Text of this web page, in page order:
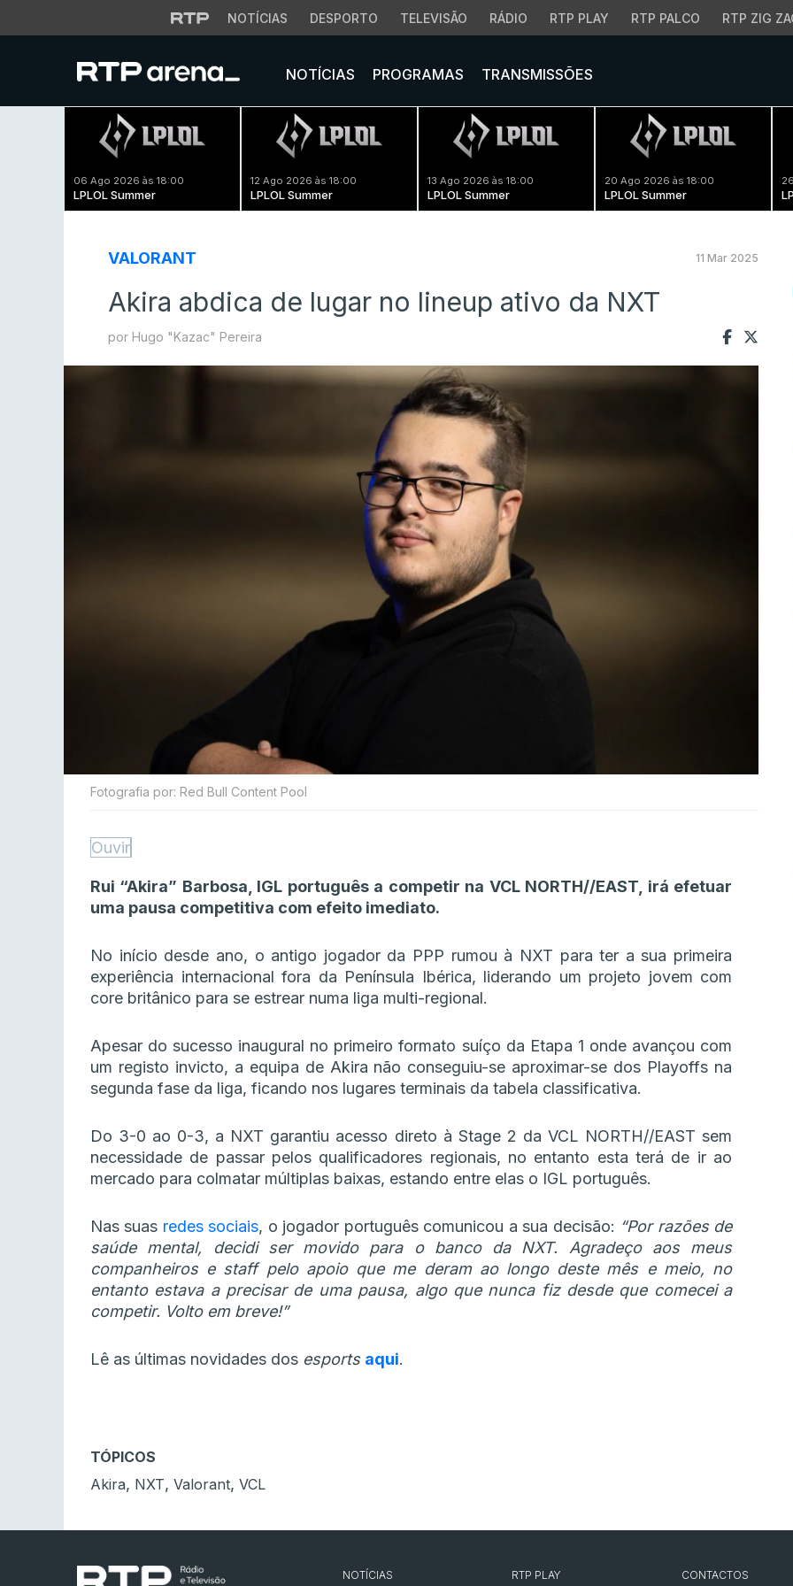
NOTÍCIAS DESPORTO TELEVISÃO RÁDIO RTP PLAY RTP PALCO RTP ZIG
NOTÍCIAS PROGRAMAS TRANSMISSÕES
06 Ago 2026 às 18:00
LPLOL Summer
12 Ago 2026 às 18:00
LPLOL Summer
13 Ago 2026 às 18:00
LPLOL Summer
20 Ago 2026 às 18:00
LPLOL Summer
VALORANT 11 Mar 2025
Akira abdica de lugar no lineup ativo da NXT
por Hugo "Kazac" Pereira
Fotografia por: Red Bull Content Pool
Ouvir
Rui “Akira” Barbosa, IGL português a competir na VCL NORTH//EAST, irá efetuar
uma pausa competitiva com efeito imediato.
No início desde ano, o antigo jogador da PPP rumou à NXT para ter a sua primeira
experiência internacional fora da Península Ibérica, liderando um projeto jovem com
core britânico para se estrear numa liga multi-regional.
Apesar do sucesso inaugural no primeiro formato suíço da Etapa 1 onde avançou com
um registo invicto, a equipa de Akira não conseguiu-se aproximar-se dos Playoffs na
segunda fase da liga, ficando nos lugares terminais da tabela classificativa.
Do 3-0 ao 0-3, a NXT garantiu acesso direto à Stage 2 da VCL NORTH//EAST sem
necessidade de passar pelos qualificadores regionais, no entanto esta terá de ir ao
mercado para colmatar múltiplas baixas, estando entre elas o IGL português.
Nas suas redes sociais, o jogador português comunicou a sua decisão: “Por razões de
saúde mental, decidi ser movido para o banco da NXT. Agradeço aos meus
companheiros e staff pelo apoio que me deram ao longo deste mês e meio, no
entanto estava a precisar de uma pausa, algo que nunca fiz desde que comecei a
competir. Volto em breve!”
Lê as últimas novidades dos esports aqui.
TÓPICOS
Akira, NXT, Valorant, VCL
NOTÍCIAS RTP PLAY CONTACTOS